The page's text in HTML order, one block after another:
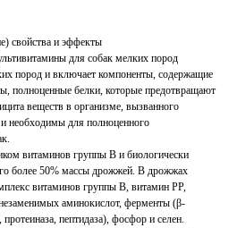
свойства и эффекты
для собак мелких пород
пород и включает компоненты, содержащие
полноценные белки, которые предотвращают
веществ в организме, вызванного
необходимы для полноценного
витаминов группы В и биологически
более 50% массы дрожжей. В дрожжах
витаминов группы В, витамин РР,
аминокислот, ферменты (β-
пептидаза), фосфор и селен.